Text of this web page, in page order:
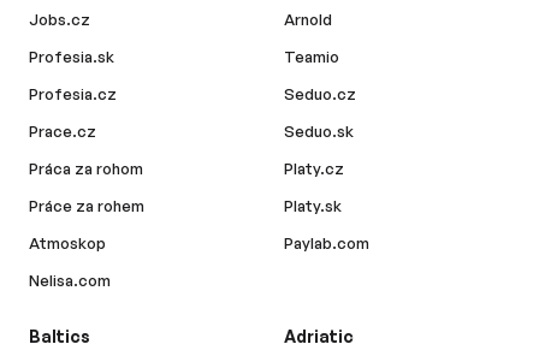
Jobs.cz
Profesia.sk
Profesia.cz
Prace.cz
Práca za rohom
Práce za rohem
Atmoskop
Nelisa.com
Arnold
Teamio
Seduo.cz
Seduo.sk
Platy.cz
Platy.sk
Paylab.com
Baltics Adriatic